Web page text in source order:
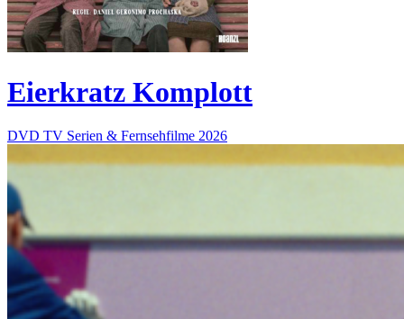
Eierkratz Komplott
DVD TV Serien & Fernsehfilme 2026